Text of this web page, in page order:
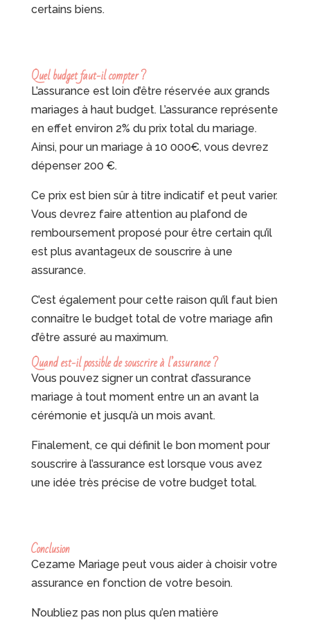
certains biens.
Quel budget faut-il compter ?
L’assurance est loin d’être réservée aux grands
mariages à haut budget. L’assurance représente
en effet environ 2% du prix total du mariage.
Ainsi, pour un mariage à 10 000€, vous devrez
dépenser 200 €.
Ce prix est bien sûr à titre indicatif et peut varier.
Vous devrez faire attention au plafond de
remboursement proposé pour être certain qu’il
est plus avantageux de souscrire à une
assurance.
C’est également pour cette raison qu’il faut bien
connaître le budget total de votre mariage afin
d’être assuré au maximum.
Quand est-il possible de souscrire à l’assurance ?
Vous pouvez signer un contrat d’assurance
mariage à tout moment entre un an avant la
cérémonie et jusqu’à un mois avant.
Finalement, ce qui définit le bon moment pour
souscrire à l’assurance est lorsque vous avez
une idée très précise de votre budget total.
Conclusion
Cezame Mariage peut vous aider à choisir votre
assurance en fonction de votre besoin.
N’oubliez pas non plus qu’en matière